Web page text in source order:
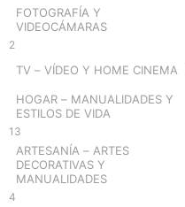
FOTOGRAFÍA Y
VIDEOCÁMARAS
2
TV – VÍDEO Y HOME CINEMA
HOGAR – MANUALIDADES Y
ESTILOS DE VIDA
13
ARTESANÍA – ARTES
DECORATIVAS Y
MANUALIDADES
4